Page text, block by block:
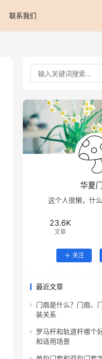
联系我们
华夏
这个人很懒，什
23.6K
文章
关注
最近文章
门扇是什么？门扇、
装关系
罗马杆和轨道杆哪个
和适用场景